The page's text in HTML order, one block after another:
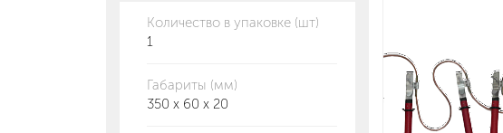
Количество в упаковке (шт)
1
Габариты (мм)
350 x 60 x 20